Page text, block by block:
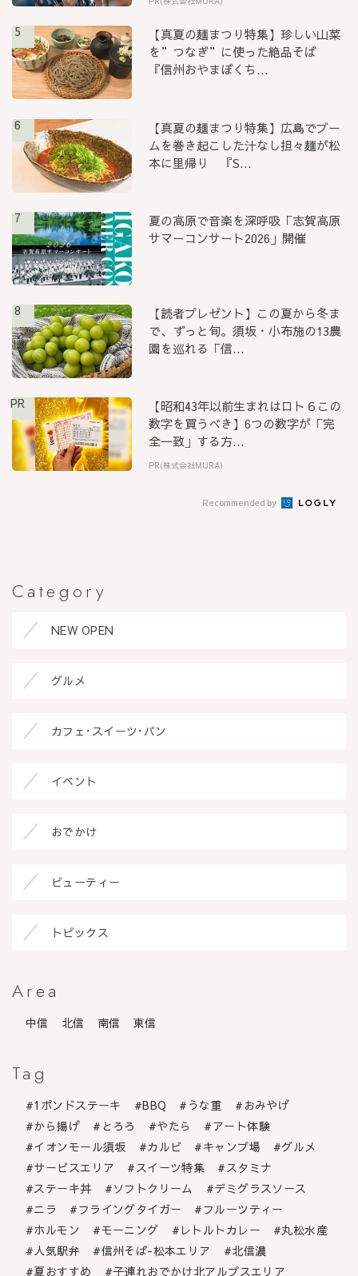
5
【真夏の麺まつり特集】珍しい山菜
を”つなぎ”に使った絶品そば
『信州おやまぼくち...
6
【真夏の麺まつり特集】広島でブー
ムを巻き起こした汁なし担々麺が松
本に里帰り 『S...
7
夏の高原で音楽を深呼吸「志賀高原
サマーコンサート2026」開催
8
【読者プレゼント】この夏から冬ま
で、ずっと旬。須坂・小布施の13農
園を巡れる「信...
PR
【昭和43年以前生まれはロト６この
数字を買うべき】6つの数字が「完
全一致」する方...
PR(株式会社MURA)
Recommended by
Category
NEW OPEN
グルメ
カフェ･スイーツ･パン
イベント
おでかけ
ビューティー
トピックス
Area
中信 北信 南信 東信
Tag
1ポンドステーキ BBQ うな重
おみやげ
から揚げ
とろろ やたら
アート体験
イオンモール須坂
カルビ キャンプ場
グルメ
サービスエリア
スイーツ特集
スタミナ
ステーキ丼
ソフトクリーム
デミグラスソース
ニラ
フライングタイガー
フルーツティー
ホルモン
モーニング レトルトカレー
丸松水産
人気駅弁
信州そば-松本エリア
北信濃
夏おすすめ
子連れおでかけ北アルプスエリア